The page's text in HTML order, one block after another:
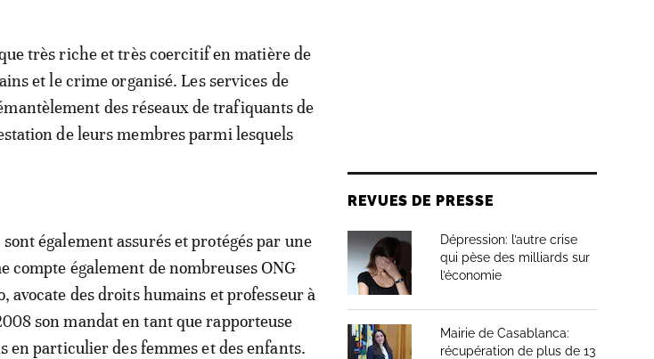
très riche et très coercitif en matière de
et le crime organisé. Les services de
des réseaux de trafiquants de
de leurs membres parmi lesquels
également assurés et protégés par une
également de nombreuses ONG
avocate des droits humains et professeur à
son mandat en tant que rapporteuse
en particulier des femmes et des enfants.
REVUES DE PRESSE
Dépression: l’autre crise
qui pèse des milliards sur
l’économie
Mairie de Casablanca:
récupération de plus de 13